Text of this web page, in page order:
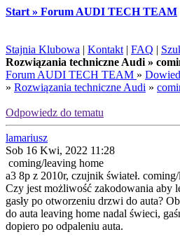
Start » Forum AUDI TECH TEAM
Stajnia Klubowa | Kontakt | FAQ |
Rozwiązania techniczne Audi »
Forum AUDI TECH TEAM »
» Rozwiązania techniczne Audi »
Odpowiedz do tematu
lamariusz
Sob 16 Kwi, 2022 11:28
coming/leaving home
a3 8p z 2010r, czujnik świateł.
Czy jest możliwość zakodowania aby
gasły po otworzeniu drzwi do auta?
do auta leaving home nadal świeci,
dopiero po odpaleniu auta.